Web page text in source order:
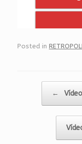
Posted in
←